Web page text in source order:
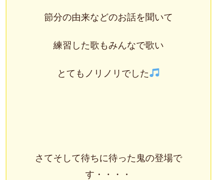
節分の由来などのお話を聞いて
練習した歌もみんなで歌い
とてもノリノリでした
さてそして待ちに待った鬼の登場で
す・・・・